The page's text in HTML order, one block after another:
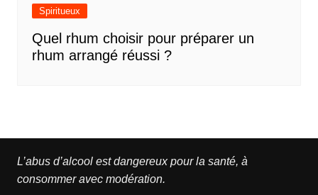
Spiritueux
Quel rhum choisir pour préparer un
rhum arrangé réussi ?
L’abus d’alcool est dangereux pour la santé, à
consommer avec modération.